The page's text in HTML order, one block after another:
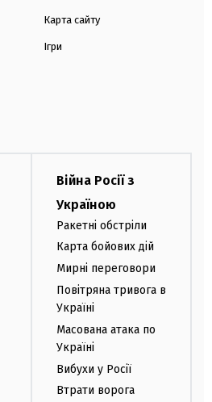
Карта сайту
Ігри
Війна Росії з
Україною
Ракетні обстріли
Карта бойових дій
Мирні переговори
Повітряна тривога в
Україні
Масована атака по
Україні
Вибухи у Росії
Втрати ворога